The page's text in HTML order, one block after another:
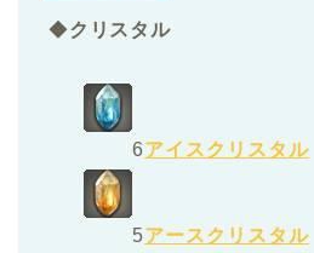
◆クリスタル
6アイスクリスタル
5アースクリスタル